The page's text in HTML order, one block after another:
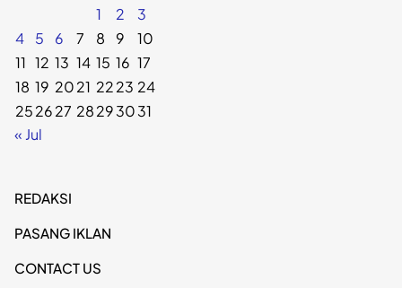
1
2
3
4
5 6 7 8 9
10
11 12 13 14 15 16 17
18 19 2021 2223 24
252627 28293031
« Jul
REDAKSI
PASANG IKLAN
CONTACT US